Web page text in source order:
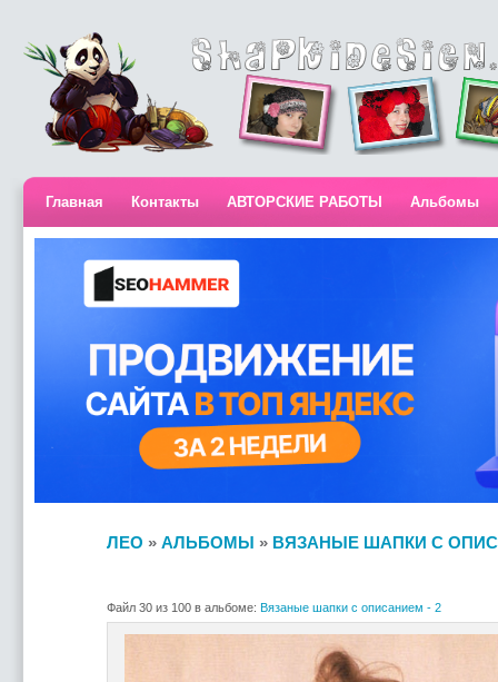
Главная Контакты АВТОРСКИЕ РАБОТЫ Альбомы
ЛЕО » АЛЬБОМЫ » ВЯЗАНЫЕ ШАПКИ С
Файл 30 из 100 в альбоме: Вязаные шапки с описанием - 2